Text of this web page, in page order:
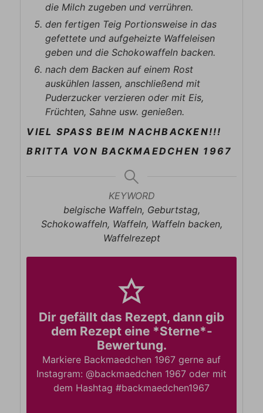
die Milch zugeben und verrühren.
den fertigen Teig Portionsweise in das
gefettete und aufgeheizte Waffeleisen
geben und die Schokowaffeln backen.
nach dem Backen auf einem Rost
auskühlen lassen, anschließend mit
Puderzucker verzieren oder mit Eis,
Früchten, Sahne usw. genießen.
VIEL SPASS BEIM NACHBACKEN!!!
BRITTA VON BACKMAEDCHEN 1967
KEYWORD
belgische Waffeln, Geburtstag,
Schokowaffeln, Waffeln, Waffeln backen,
Waffelrezept
Dir gefällt das Rezept, dann gib
dem Rezept eine *Sterne*-
Bewertung.
Markiere Backmaedchen 1967 gerne auf
Instagram: @backmaedchen 1967 oder mit
dem Hashtag #backmaedchen1967